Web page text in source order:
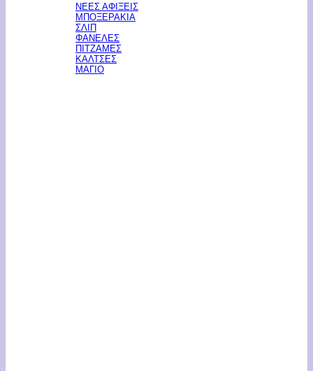
ΝΕΕΣ ΑΦΙΞΕΙΣ
ΜΠΟΞΕΡΑΚΙΑ
ΣΛΙΠ
ΦΑΝΕΛΕΣ
ΠΙΤΖΑΜΕΣ
ΚΑΛΤΣΕΣ
ΜΑΓΙΟ